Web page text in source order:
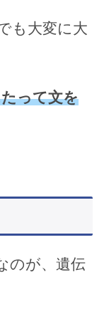
も大変に大
って文を
のが、遺伝